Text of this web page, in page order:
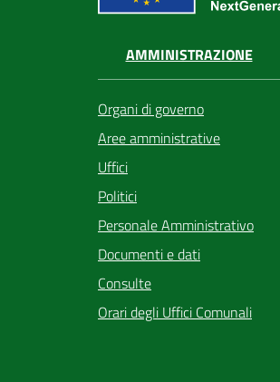
AMMINISTRAZIONE
Organi di governo
Aree amministrative
Uffici
Politici
Personale Amministrativo
Documenti e dati
Consulte
Orari degli Uffici Comunali